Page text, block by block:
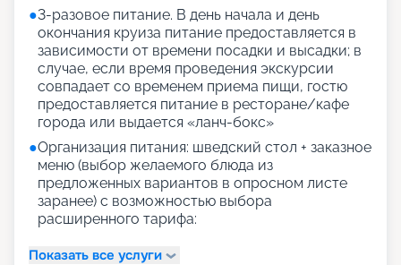
●3-разовое питание. В день начала и день
окончания круиза питание предоставляется в
зависимости от времени посадки и высадки; в
случае, если время проведения экскурсии
совпадает со временем приема пищи, гостю
предоставляется питание в ресторане/кафе
города или выдается «ланч-бокс»
●Организация питания: шведский стол + заказное
меню (выбор желаемого блюда из
предложенных вариантов в опросном листе
заранее) с возможностью выбора
расширенного тарифа:
Показать все услуги